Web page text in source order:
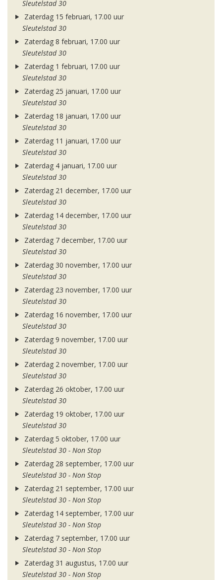
Sleutelstad 30
Zaterdag 15 februari, 17.00 uur
Sleutelstad 30
Zaterdag 8 februari, 17.00 uur
Sleutelstad 30
Zaterdag 1 februari, 17.00 uur
Sleutelstad 30
Zaterdag 25 januari, 17.00 uur
Sleutelstad 30
Zaterdag 18 januari, 17.00 uur
Sleutelstad 30
Zaterdag 11 januari, 17.00 uur
Sleutelstad 30
Zaterdag 4 januari, 17.00 uur
Sleutelstad 30
Zaterdag 21 december, 17.00 uur
Sleutelstad 30
Zaterdag 14 december, 17.00 uur
Sleutelstad 30
Zaterdag 7 december, 17.00 uur
Sleutelstad 30
Zaterdag 30 november, 17.00 uur
Sleutelstad 30
Zaterdag 23 november, 17.00 uur
Sleutelstad 30
Zaterdag 16 november, 17.00 uur
Sleutelstad 30
Zaterdag 9 november, 17.00 uur
Sleutelstad 30
Zaterdag 2 november, 17.00 uur
Sleutelstad 30
Zaterdag 26 oktober, 17.00 uur
Sleutelstad 30
Zaterdag 19 oktober, 17.00 uur
Sleutelstad 30
Zaterdag 5 oktober, 17.00 uur
Sleutelstad 30 - Non Stop
Zaterdag 28 september, 17.00 uur
Sleutelstad 30 - Non Stop
Zaterdag 21 september, 17.00 uur
Sleutelstad 30 - Non Stop
Zaterdag 14 september, 17.00 uur
Sleutelstad 30 - Non Stop
Zaterdag 7 september, 17.00 uur
Sleutelstad 30 - Non Stop
Zaterdag 31 augustus, 17.00 uur
Sleutelstad 30 - Non Stop